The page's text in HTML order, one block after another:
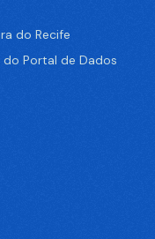
do Recife
Portal de Dados